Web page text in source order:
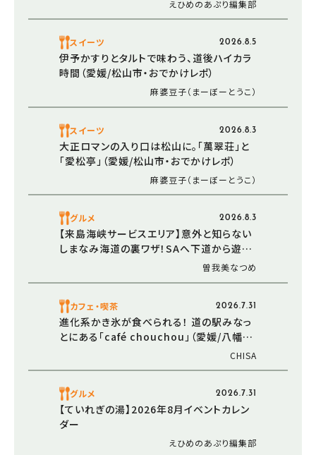
えひめのあぷり編集部
スイーツ 2026.8.5
伊予かすりとタルトで味わう、道後ハイカラ
時間（愛媛/松山市・おでかけレポ）
麻婆豆子（まーぼーとうこ）
スイーツ 2026.8.3
大正ロマンの入り口は松山に。「萬翠荘」と
「愛松亭」（愛媛/松山市・おでかけレポ）
麻婆豆子（まーぼーとうこ）
グルメ 2026.8.3
【来島海峡サービスエリア】意外と知らない
しまなみ海道の裏ワザ！SAへ下道から遊び
に行ってみた（愛媛/今治市・おでかけレポ）
曽我美なつめ
カフェ・喫茶 2026.7.31
進化系かき氷が食べられる！ 道の駅みなっ
とにある「café chouchou」（愛媛/八幡浜
CHISA
グルメ 2026.7.31
【ていれぎの湯】2026年8月イベントカレン
ダー
えひめのあぷり編集部